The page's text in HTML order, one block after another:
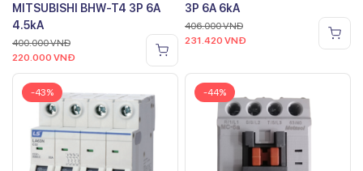
MITSUBISHI BHW-T4 3P 6A
4.5kA
400.000VNĐ
220.000 VNĐ
3P 6A 6kA
406.000VNĐ
231.420 VNĐ
-43% -44%